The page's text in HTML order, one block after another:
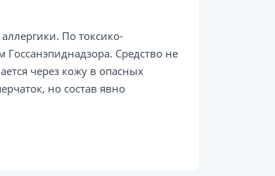
По токсико-
Госсанэпиднадзора. Средство не
через кожу в опасных
но состав явно